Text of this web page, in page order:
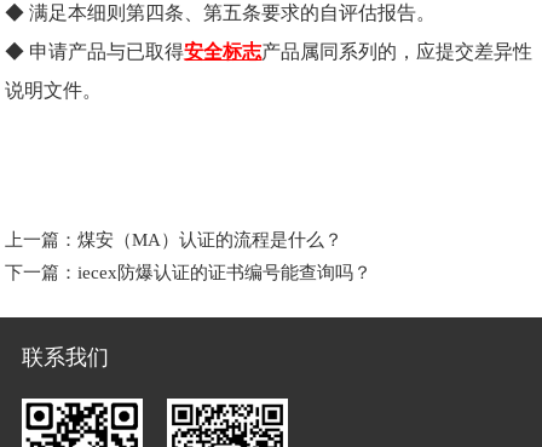
◆ 满足本细则第四条、第五条要求的自评估报告。
◆ 申请产品与已取得安全标志产品属同系列的，应提交差异性
说明文件。
上一篇：煤安（MA）认证的流程是什么？
下一篇：iecex防爆认证的证书编号能查询吗？
联系我们